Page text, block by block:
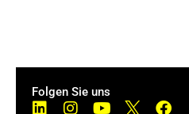
Folgen Sie uns